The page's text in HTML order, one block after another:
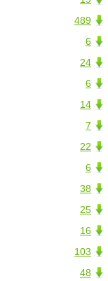
489
6
24
6
14
7
22
6
38
25
16
103
48